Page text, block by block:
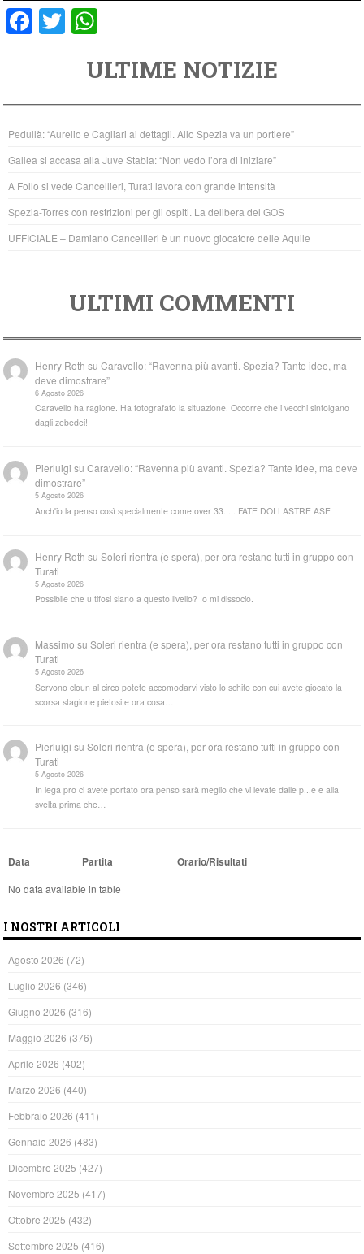
F
e
b
o
o
k
T
er
at
s
A
p
p
ULTIME NOTIZIE
Pedullà: “Aurelio e Cagliari ai dettagli. Allo Spezia va un portiere”
Gallea si accasa alla Juve Stabia: “Non vedo l’ora di iniziare”
A Follo si vede Cancellieri, Turati lavora con grande intensità
Spezia-Torres con restrizioni per gli ospiti. La delibera del GOS
UFFICIALE – Damiano Cancellieri è un nuovo giocatore delle Aquile
ULTIMI COMMENTI
Henry Roth suCaravello: “Ravenna più avanti. Spezia? Tante idee, ma
deve dimostrare”
6 Agosto 2026
Caravello ha ragione. Ha fotografato la situazione. Occorre che i vecchi sintolgano
dagli zebedei!
Pierluigi suCaravello: “Ravenna più avanti. Spezia? Tante idee, ma deve
dimostrare”
5 Agosto 2026
Anch'io la penso così specialmente come over 33..... FATE DOI LASTRE ASE
Henry Roth suSoleri rientra (e spera), per ora restano tutti in gruppo con
Turati
5 Agosto 2026
Possibile che u tifosi siano a questo livello? Io mi dissocio.
Massimo suSoleri rientra (e spera), per ora restano tutti in gruppo con
Turati
5 Agosto 2026
Servono cloun al circo potete accomodarvi visto lo schifo con cui avete giocato la
scorsa stagione pietosi e ora cosa…
Pierluigi suSoleri rientra (e spera), per ora restano tutti in gruppo con
Turati
5 Agosto 2026
In lega pro ci avete portato ora penso sarà meglio che vi levate dalle p...e e alla
svelta prima che…
Data Partita Orario/Risultati
No data available in table
I NOSTRI ARTICOLI
Agosto 2026 (72)
Luglio 2026 (346)
Giugno 2026 (316)
Maggio 2026 (376)
Aprile 2026 (402)
Marzo 2026 (440)
Febbraio 2026 (411)
Gennaio 2026 (483)
Dicembre 2025 (427)
Novembre 2025 (417)
Ottobre 2025 (432)
Settembre 2025 (416)